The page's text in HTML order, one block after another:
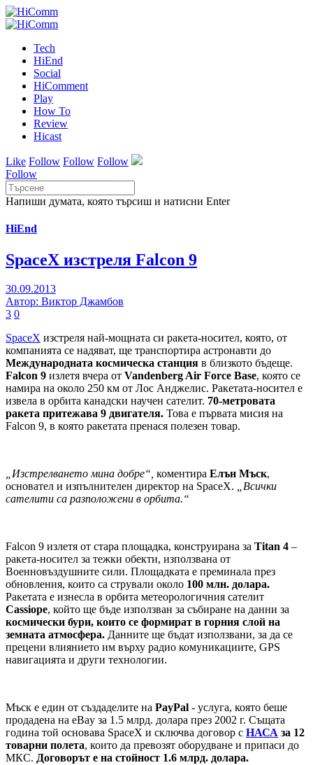
Tech
HiEnd
Social
HiComment
Play
How To
Review
Hicast
Like Follow Follow Follow
Follow
Напиши думата, която търсиш и натисни Enter
HiEnd
SpaceX изстреля Falcon 9
30.09.2013
Автор: Виктор Джамбов
3 0
SpaceX изстреля най-мощната си ракета-носител, която, от
компанията се надяват, ще транспортира астронавти до
Международната космическа станция в близкото бъдеще.
Falcon 9 излетя вчера от Vandenberg Air Force Base, която се
намира на около 250 км от Лос Анджелис. Ракетата-носител е
извела в орбита канадски научен сателит. 70-метровата
ракета притежава 9 двигателя. Това е първата мисия на
Falcon 9, в която ракетата пренася полезен товар.
„Изстрелването мина добре“, коментира Елън Мъск,
основател и изпълнителен директор на SpaceX. „Всички
сателити са разположени в орбита.“
Falcon 9 излетя от стара площадка, конструирана за Titan 4 –
ракета-носител за тежки обекти, използвана от
Военновъздушните сили. Площадката е преминала през
обновления, които са стрували около 100 млн. долара.
Ракетата е изнесла в орбита метеорологичния сателит
Cassiope, който ще бъде използван за събиране на данни за
космически бури, които се формират в горния слой на
земната атмосфера. Данните ще бъдат използвани, за да се
прецени влиянието им върху радио комуникациите, GPS
навигацията и други технологии.
Мъск е един от създаделите на PayPal - услуга, която беше
продадена на eBay за 1.5 млрд. долара през 2002 г. Същата
година той основава SpaceX и сключва договор с НАСА за 12
товарни полета, които да превозят оборудване и припаси до
МКС. Договорът е на стойност 1.6 млрд. долара.